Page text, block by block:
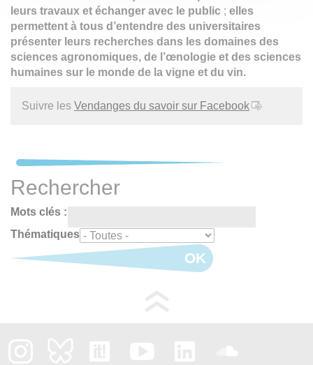
leurs travaux et échanger avec le public ; elles
permettent à tous d’entendre des universitaires
présenter leurs recherches dans les domaines des
sciences agronomiques, de l’œnologie et des sciences
humaines sur le monde de la vigne et du vin.
Suivre les Vendanges du savoir sur Facebook
Rechercher
Mots clés :
Thématiques
OK